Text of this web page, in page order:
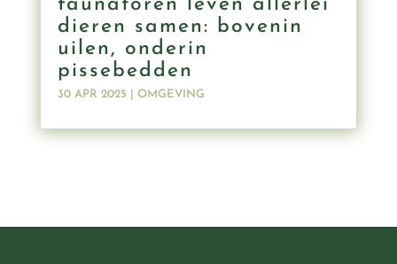
faunatoren leven allerlei
dieren samen: bovenin
uilen, onderin
pissebedden
30 APR 2025 OMGEVING